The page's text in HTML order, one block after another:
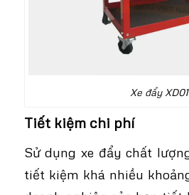
Xe đẩy XD01
Tiết kiệm chi phí
Sử dụng xe đẩy chất
tiết kiệm khá nhiều